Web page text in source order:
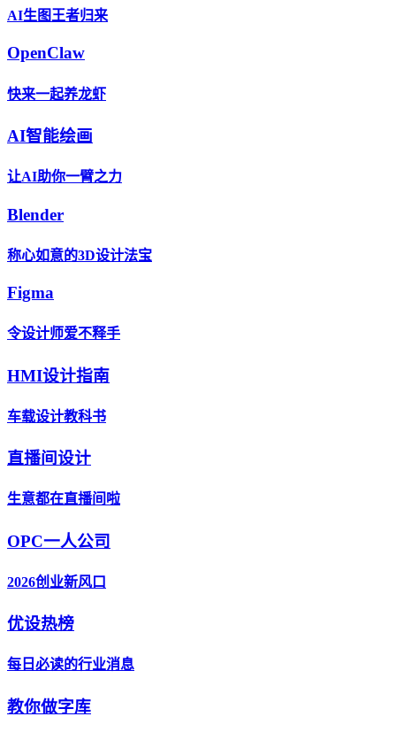
AI生图王者归来
OpenClaw
快来一起养龙虾
AI智能绘画
让AI助你一臂之力
Blender
称心如意的3D设计法宝
Figma
令设计师爱不释手
HMI设计指南
车载设计教科书
直播间设计
生意都在直播间啦
OPC一人公司
2026创业新风口
优设热榜
每日必读的行业消息
教你做字库